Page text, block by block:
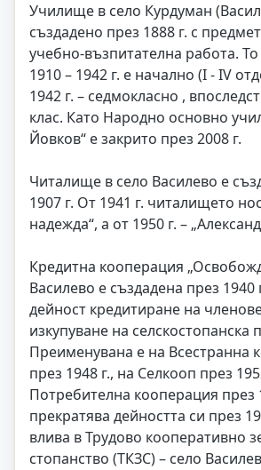
Училище в село Курдуман
създадено през 1888 г. с
учебно-възпитателна работа.
1910 – 1942 г. е начално (I - IV
1942 г. – седмокласно ,
клас. Като Народно основно
Йовков“ е закрито през 2008 г.
Читалище в село Василево е
1907 г. От 1941 г. читалището
надежда“, а от 1950 г. –
Кредитна кооперация
Василево е създадена през 1940
дейност кредитиране на
изкупуване на селскостопанска
Преименувана е на Всестранна
през 1948 г., на Селкооп през
Потребителна кооперация през
прекратява дейността си през
влива в Трудово кооперативно
стопанство (ТКЗС) – село